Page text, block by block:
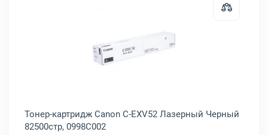
Открыть товар: Тонер-картридж
Тонер-картридж Canon C-EXV52 Лазерный Черный
82500стр, 0998C002